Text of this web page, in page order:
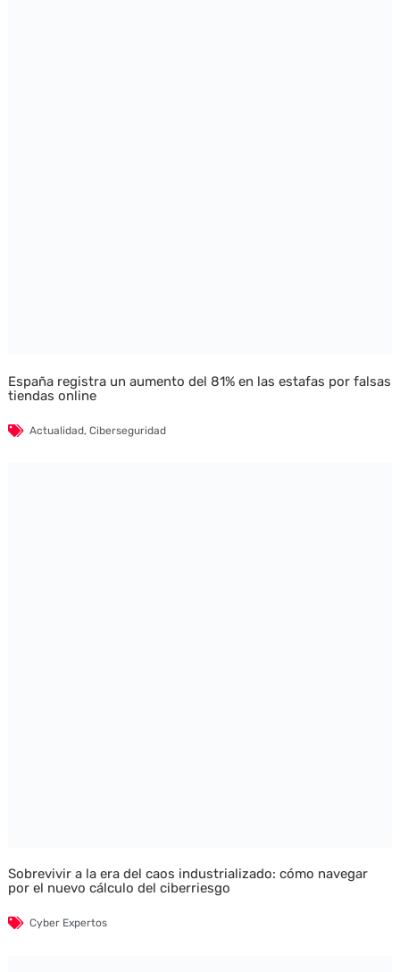
España registra un aumento del 81% en las estafas por falsas
tiendas online
Actualidad, Ciberseguridad
Sobrevivir a la era del caos industrializado: cómo navegar
por el nuevo cálculo del ciberriesgo
Cyber Expertos